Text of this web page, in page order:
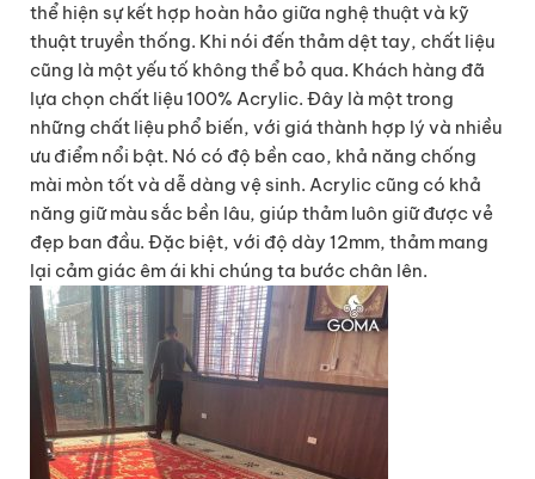
thể hiện sự kết hợp hoàn hảo giữa nghệ thuật và kỹ
thuật truyền thống. Khi nói đến thảm dệt tay, chất liệu
cũng là một yếu tố không thể bỏ qua. Khách hàng đã
lựa chọn chất liệu 100% Acrylic. Đây là một trong
những chất liệu phổ biến, với giá thành hợp lý và nhiều
ưu điểm nổi bật. Nó có độ bền cao, khả năng chống
mài mòn tốt và dễ dàng vệ sinh. Acrylic cũng có khả
năng giữ màu sắc bền lâu, giúp thảm luôn giữ được vẻ
đẹp ban đầu. Đặc biệt, với độ dày 12mm, thảm mang
lại cảm giác êm ái khi chúng ta bước chân lên.